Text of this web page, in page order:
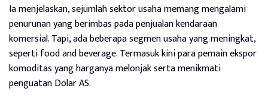
Ia menjelaskan, sejumlah sektor usaha memang mengalami
penurunan yang berimbas pada penjualan kendaraan
komersial. Tapi, ada beberapa segmen usaha yang meningkat,
seperti food and beverage. Termasuk kini para pemain ekspor
komoditas yang harganya melonjak serta menikmati
penguatan Dolar AS.